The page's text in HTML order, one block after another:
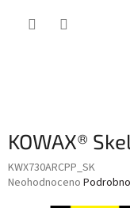
KOWAX®
KWX730ARCPP_SK
Průměrné
Neohodnoceno